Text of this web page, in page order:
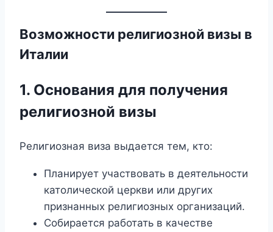
Возможности религиозной визы в
Италии
1. Основания для получения
религиозной визы
Религиозная виза выдается тем, кто:
Планирует участвовать в деятельности
католической церкви или других
признанных религиозных организаций.
Собирается работать в качестве